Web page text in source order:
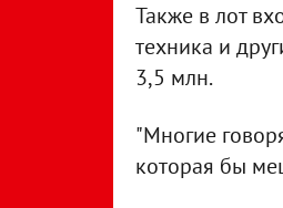
Также в лот
техника и
3,5 млн.
"Многие
которая бы